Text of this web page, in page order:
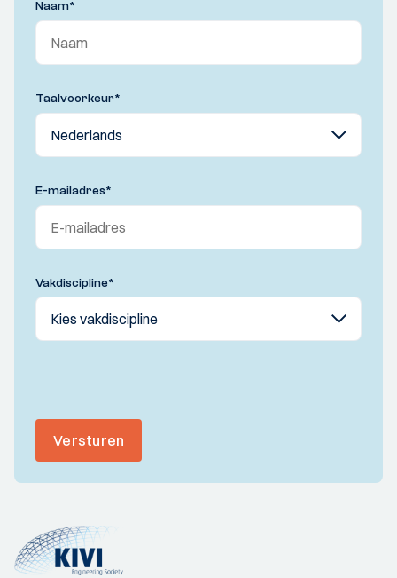
Naam*
Taalvoorkeur*
E-mailadres*
Vakdiscipline*
Versturen